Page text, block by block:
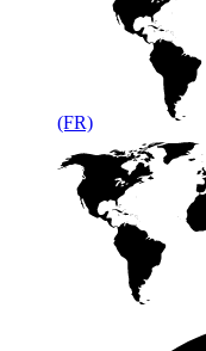
(FR)